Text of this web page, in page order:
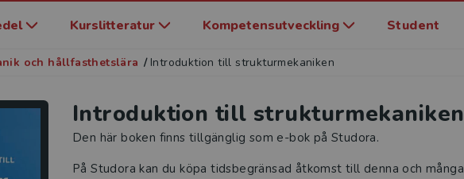
Kurslitteratur Kompetensutveckling Student
och hållfasthetslära / Introduktion till strukturmekaniken
Introduktion till strukturmekaniken
Den här boken finns tillgänglig som e-bok på Studora.
På Studora kan du köpa tidsbegränsad åtkomst till denna och många